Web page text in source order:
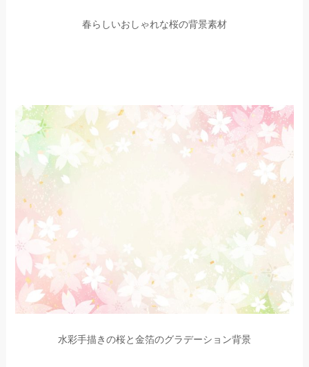
春らしいおしゃれな桜の背景素材
水彩手描きの桜と金箔のグラデーション背景